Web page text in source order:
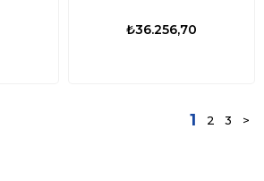
₺36.256,70
1 2 3 >